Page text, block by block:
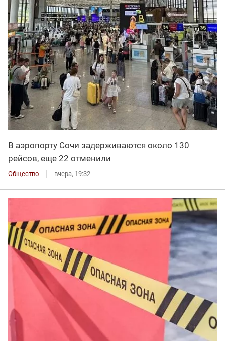
В аэропорту Сочи задерживаются около 130
рейсов, еще 22 отменили
Общество вчера, 19:32